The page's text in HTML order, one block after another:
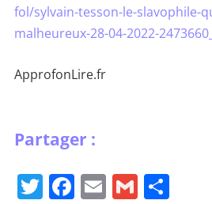
fol/sylvain-tesson-le-slavophile-
malheureux-28-04-2022-
ApprofonLire.fr
T F E G P